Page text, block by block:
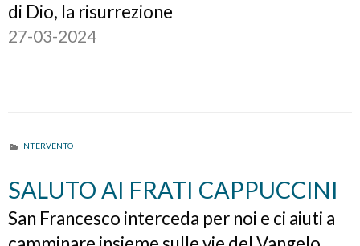
di Dio, la risurrezione
27-03-2024
INTERVENTO
SALUTO AI FRATI CAPPUCCINI
San Francesco interceda per noi e ci aiuti a